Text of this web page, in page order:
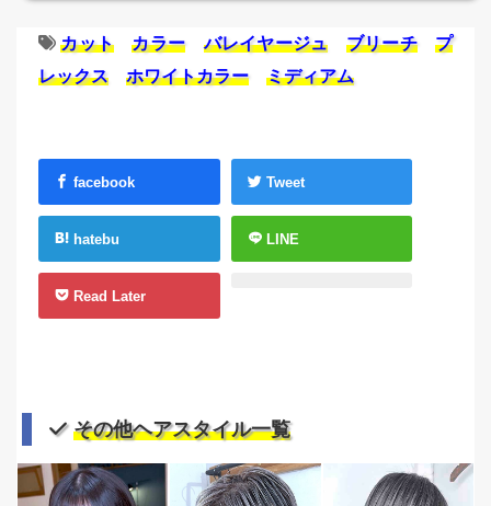
カット カラー バレイヤージュ ブリーチ
プ
レックス
ホワイトカラー ミディアム
facebook Tweet
hatebu LINE
Read Later
その他ヘアスタイル一覧